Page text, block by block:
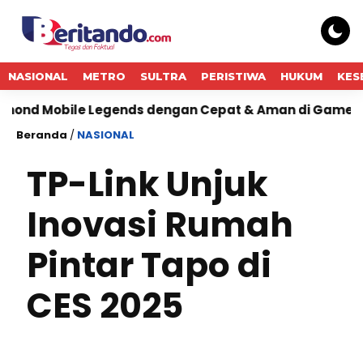
NASIONAL METRO SULTRA PERISTIWA HUKUM
Legends dengan Cepat & Aman di Gamezi
Beranda / NASIONAL
TP-Link Unjuk
Inovasi Rumah
Pintar Tapo di
CES 2025